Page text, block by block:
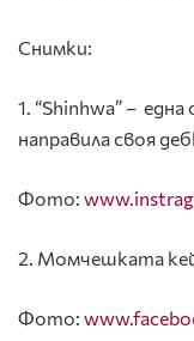
Снимки:
1. “Shinhwa” –
направила своя
Фото:
2. Момчешката
Фото: